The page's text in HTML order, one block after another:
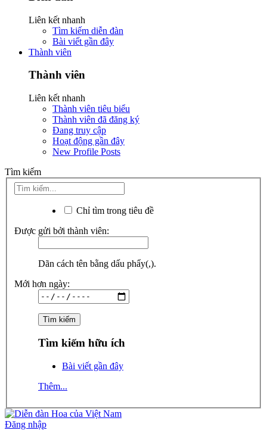
Liên kết nhanh
Tìm kiếm diễn đàn
Bài viết gần đây
Thành viên
Thành viên
Liên kết nhanh
Thành viên tiêu biểu
Thành viên đã đăng ký
Đang truy cập
Hoạt động gần đây
New Profile Posts
Tìm kiếm
Chỉ tìm trong tiêu đề
Được gửi bởi thành viên:
Dãn cách tên bằng dấu phẩy(,).
Mới hơn ngày:
Tìm kiếm hữu ích
Bài viết gần đây
Thêm...
Đăng nhập